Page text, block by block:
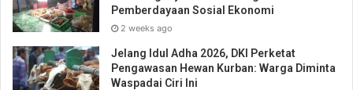
Pemberdayaan Sosial Ekonomi
2 weeks ago
Jelang Idul Adha 2026, DKI Perketat
Pengawasan Hewan Kurban: Warga Diminta
Waspadai Ciri Ini